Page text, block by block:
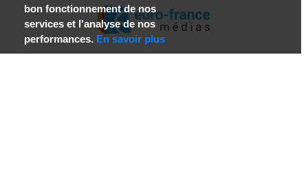
bon fonctionnement de nos
services et l'analyse de nos
performances. En savoir plus